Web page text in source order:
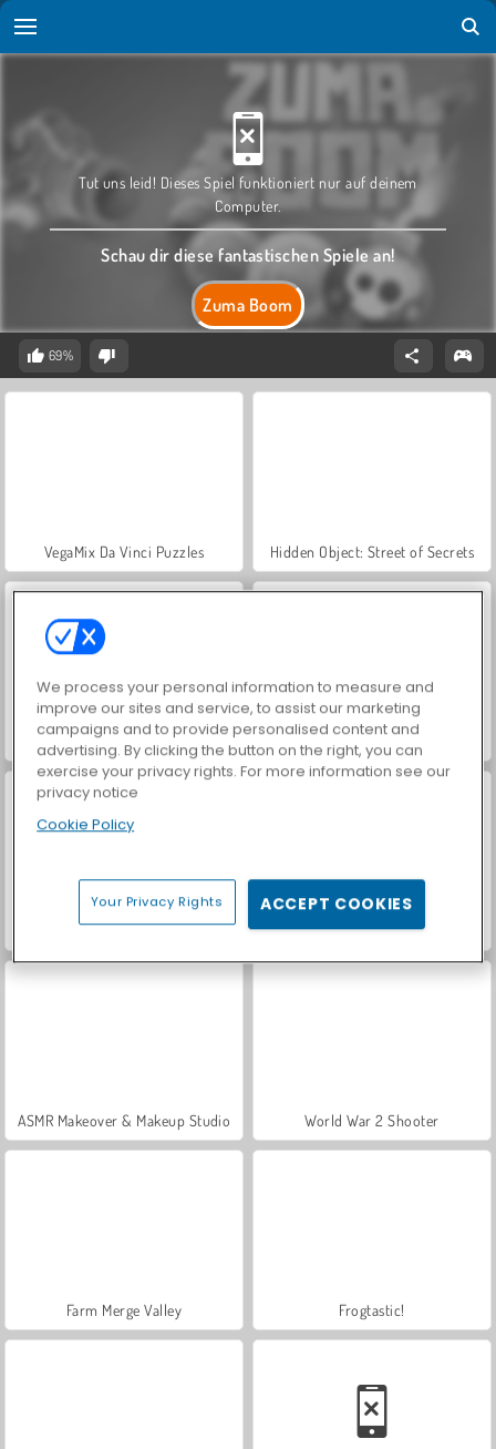
Zuma Boom
Tut uns leid! Dieses Spiel funktioniert nur auf deinem
Computer.
Schau dir diese fantastischen Spiele an!
69%
VegaMix Da Vinci Puzzles Hidden Object: Street of Secrets
Casino World Car Parking City Duel
Royal Story Let's Fish!
ASMR Makeover & Makeup Studio World War 2 Shooter
Farm Merge Valley Frogtastic!
We process your personal information to measure and
improve our sites and service, to assist our marketing
campaigns and to provide personalised content and
advertising. By clicking the button on the right, you can
exercise your privacy rights. For more information see our
privacy notice
Cookie Policy
Your Privacy Rights ACCEPT COOKIES